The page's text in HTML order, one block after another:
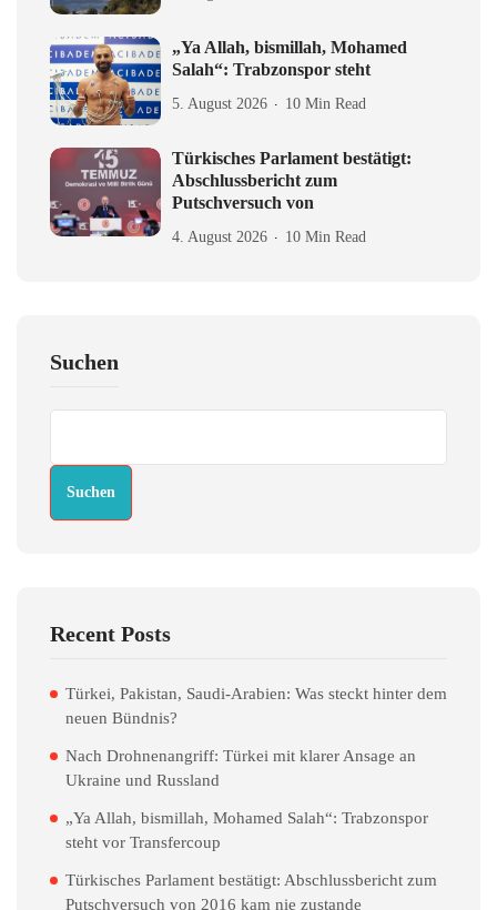
„Ya Allah, bismillah, Mohamed
Salah“: Trabzonspor steht
5. August 2026 10 Min Read
Türkisches Parlament bestätigt:
Abschlussbericht zum
Putschversuch von
4. August 2026 10 Min Read
Suchen
Suchen
Recent Posts
Türkei, Pakistan, Saudi-Arabien: Was steckt hinter dem
neuen Bündnis?
Nach Drohnenangriff: Türkei mit klarer Ansage an
Ukraine und Russland
„Ya Allah, bismillah, Mohamed Salah“: Trabzonspor
steht vor Transfercoup
Türkisches Parlament bestätigt: Abschlussbericht zum
Putschversuch von 2016 kam nie zustande